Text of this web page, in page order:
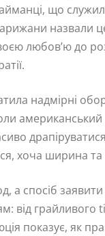
що
назвали
любов’ю до
надмірні
американський
хоча ширина
а спосіб
від
показує, як